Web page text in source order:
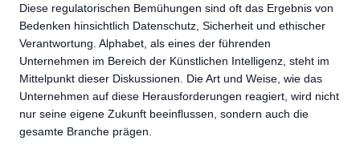
Diese regulatorischen Bemühungen sind oft das Ergebnis von
Bedenken hinsichtlich Datenschutz, Sicherheit und ethischer
Verantwortung. Alphabet, als eines der führenden
Unternehmen im Bereich der Künstlichen Intelligenz, steht im
Mittelpunkt dieser Diskussionen. Die Art und Weise, wie das
Unternehmen auf diese Herausforderungen reagiert, wird nicht
nur seine eigene Zukunft beeinflussen, sondern auch die
gesamte Branche prägen.